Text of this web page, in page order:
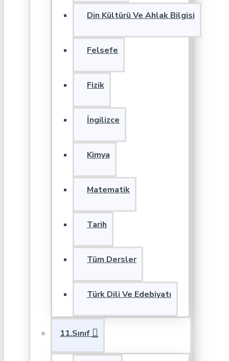
Din Kültürü Ve Ahlak Bilgisi
Felsefe
Fizik
İngilizce
Kimya
Matematik
Tarih
Tüm Dersler
Türk Dili Ve Edebiyatı
11.Sınıf